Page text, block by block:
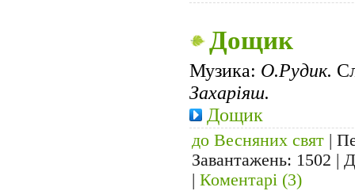
Дощик
Музика: О.Рудик.
Захаріяш.
Дощик
до Весняних свят |
Завантажень: 1502 |
| Коментарі (3)